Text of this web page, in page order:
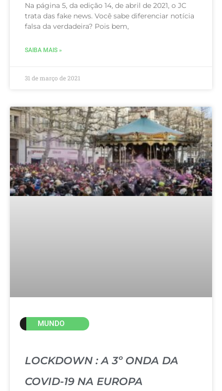
Na página 5, da edição 14, de abril de 2021, o JC
trata das fake news. Você sabe diferenciar notícia
falsa da verdadeira? Pois bem,
SAIBA MAIS »
31 de março de 2021
MUNDO
LOCKDOWN : A 3º ONDA DA
COVID-19 NA EUROPA